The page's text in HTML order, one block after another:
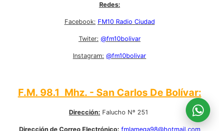
Redes:
Facebook: FM10 Radio Ciudad
Twiter: @fm10bolivar
Instagram: @fm10bolivar
F.M. 98.1 Mhz. - San Carlos De Bolívar:
Dirección: Falucho Nº 251
Dirección de Correo Electrónico: fmlamega98@hotmail.com